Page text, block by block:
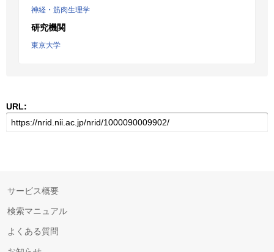
神経・筋肉生理学
研究機関
東京大学
URL:
サービス概要
検索マニュアル
よくある質問